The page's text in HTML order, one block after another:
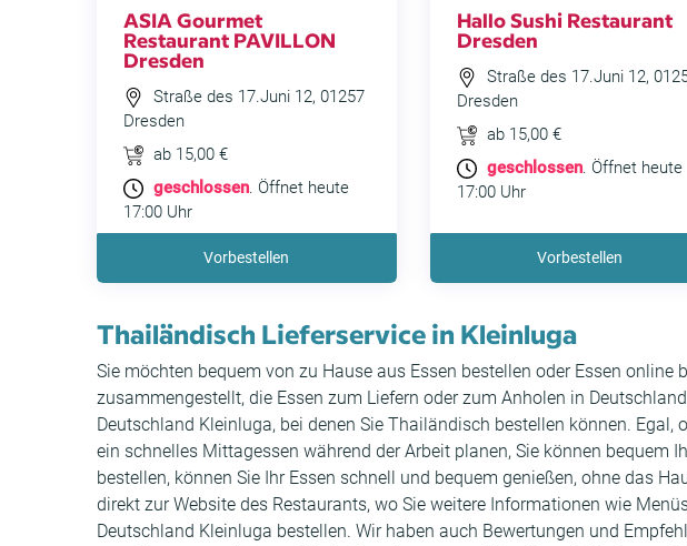
ASIA Gourmet
Restaurant PAVILLON
Dresden
Straße des 17.Juni 12, 01257
Dresden
ab 15,00 €
geschlossen. Öffnet heute
17:00 Uhr
Vorbestellen
Hallo Sushi Restaurant
Dresden
Straße des 17.Juni 12,
Dresden
ab 15,00 €
geschlossen. Öffnet heute
17:00 Uhr
Vorbestellen
Thailändisch Lieferservice in Kleinluga
Sie möchten bequem von zu Hause aus Essen bestellen oder Essen
zusammengestellt, die Essen zum Liefern oder zum Anholen in
Deutschland Kleinluga, bei denen Sie Thailändisch bestellen können.
ein schnelles Mittagessen während der Arbeit planen, Sie können bequem
bestellen, können Sie Ihr Essen schnell und bequem genießen, ohne das
direkt zur Website des Restaurants, wo Sie weitere Informationen wie
Deutschland Kleinluga bestellen. Wir haben auch Bewertungen und